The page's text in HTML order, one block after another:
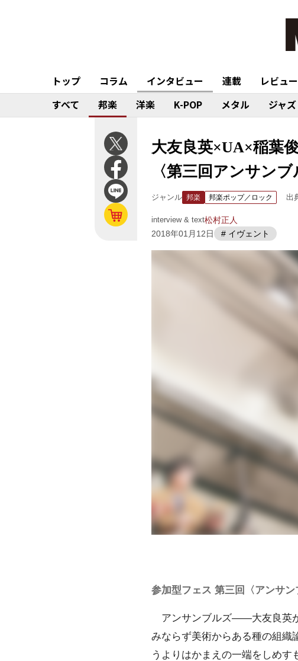
トップ コラム インタビュー 連載 レビュー
すべて
邦楽 洋楽 K-POP メタル ジャズ
大友良英×UA×稲葉
〈第三回アンサン
ジャンル 邦楽 邦楽ポップ／ロック 出
interview & text松村正人
2018年01月12日
# イヴェント
参加型フェス 第三回〈アンサ
アンサンブルズ――大友良英が
みならず美術からある種の組織
うよりはかまえの一端をしめ